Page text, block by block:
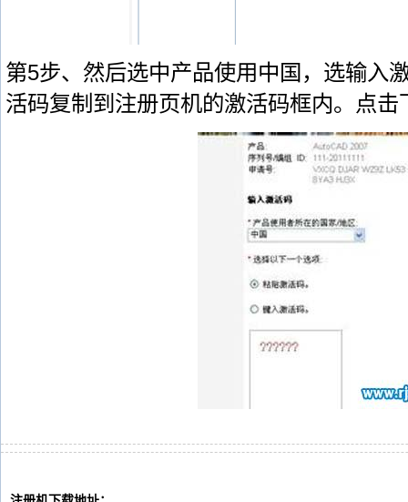
第5步、然后选中产品使用中国，选输入
活码复制到注册页机的激活码框内。点击